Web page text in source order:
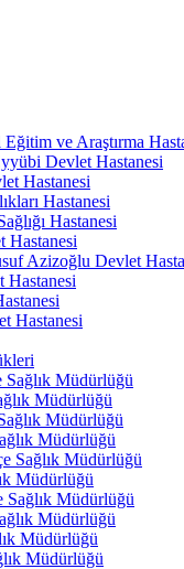
ve Araştırma
Devlet Hastanesi
Hastanesi
Hastanesi
Hastanesi
Hastanesi
Azizoğlu Devlet
Hastanesi
Hastanesi
Müdürlüğü
Müdürlüğü
Müdürlüğü
Müdürlüğü
Sağlık Müdürlüğü
Müdürlüğü
Sağlık Müdürlüğü
Müdürlüğü
Müdürlüğü
Müdürlüğü